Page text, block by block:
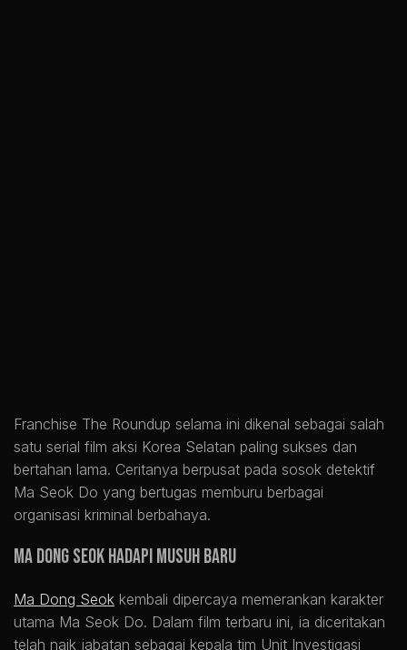
Franchise The Roundup selama ini dikenal sebagai salah
satu serial film aksi Korea Selatan paling sukses dan
bertahan lama. Ceritanya berpusat pada sosok detektif
Ma Seok Do yang bertugas memburu berbagai
organisasi kriminal berbahaya.
Ma Dong Seok Hadapi Musuh Baru
Ma Dong Seok kembali dipercaya memerankan karakter
utama Ma Seok Do. Dalam film terbaru ini, ia diceritakan
telah naik jabatan sebagai kepala tim Unit Investigasi